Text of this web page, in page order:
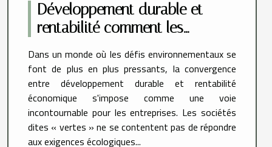
Développement durable et
rentabilité comment les
entreprises vertes surpassent le
marché
Dans un monde où les défis environnementaux se
font de plus en plus pressants, la convergence
entre développement durable et rentabilité
économique s'impose comme une voie
incontournable pour les entreprises. Les sociétés
dites « vertes » ne se contentent pas de répondre
aux exigences écologiques...